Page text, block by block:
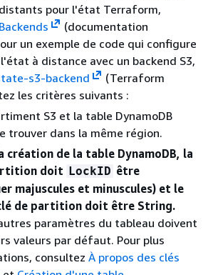
pour l'état Terraform,
(documentation
un exemple de code qui configure
à distance avec un backend S3,
s3-backend
(Terraform
les critères suivants :
S3 et la table DynamoDB
trouver dans la même région.
création de la table DynamoDB, la
doit LockID être
majuscules et minuscules) et le
de partition doit être String.
paramètres du tableau doivent
valeurs par défaut. Pour plus
consultez À propos des clés